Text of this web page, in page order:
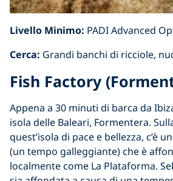
Livello Minimo: PADI Advanced
Cerca: Grandi banchi di ricciole,
Fish Factory
Appena a 30 minuti di barca da
isola delle Baleari, Formentera.
quest’isola di pace e bellezza, c’è
(un tempo galleggiante) che è
localmente come La Plataforma.